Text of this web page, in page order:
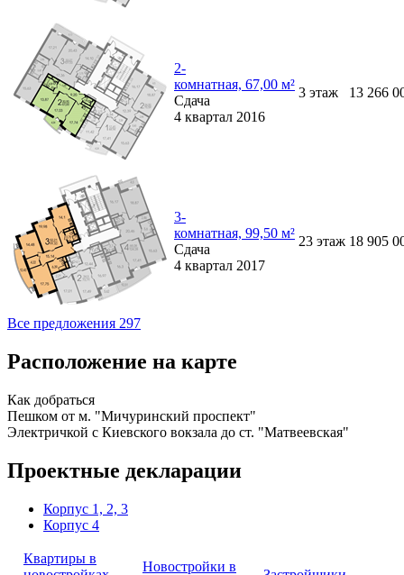
2-
комнатная, 67,00 м²
Сдача
4 квартал 2016
3 этаж 13 266
3-
комнатная, 99,50 м²
Сдача
4 квартал 2017
23 этаж 18 905
Все предложения 297
Расположение на карте
Как добраться
Пешком от м. "Мичуринский проспект"
Электричкой с Киевского вокзала до ст. "Матвеевская"
Проектные декларации
Корпус 1, 2, 3
Корпус 4
Квартиры в
Новостройки в